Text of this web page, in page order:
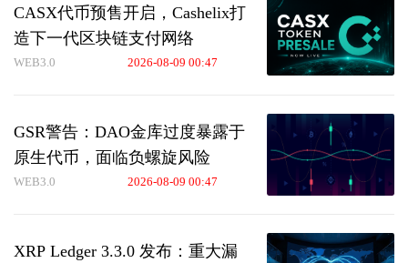
CASX代币预售开启，Cashelix打
造下一代区块链支付网络
WEB3.0 2026-08-09 00:47
GSR警告：DAO金库过度暴露于
原生代币，面临负螺旋风险
WEB3.0 2026-08-09 00:47
XRP Ledger 3.3.0 发布：重大漏